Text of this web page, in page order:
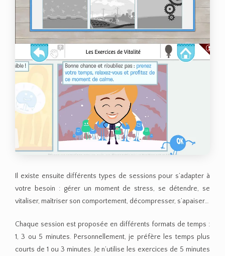
Il existe ensuite différents types de sessions pour s’adapter à
votre besoin : gérer un moment de stress, se détendre, se
vitaliser, maîtriser son comportement, décompresser, s’apaiser…
Chaque session est proposée en différents formats de temps :
1, 3 ou 5 minutes. Personnellement, je préfère les temps plus
courts de 1 ou 3 minutes. Je n’utilise les exercices de 5 minutes